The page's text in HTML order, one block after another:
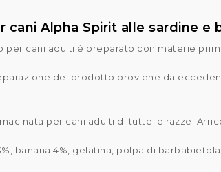
Alpha Spirit alle sardine e
per cani adulti è preparato con materie
del prodotto proviene da
per cani adulti di tutte le razze.
banana 4%, gelatina, polpa di